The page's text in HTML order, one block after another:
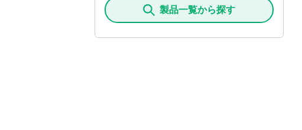
製品一覧から探す